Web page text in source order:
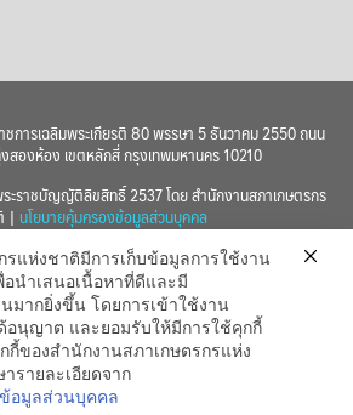
การเฉลิมพระเกียรติ 80 พรรษา 5 ธันวาคม 2550 ถนน
สองห้อง เขตหลักสี่ กรุงเทพมหานคร 10210
ราชบัญญัติลิขสิทธิ์ 2537 โดย สำนักงานสภาเกษตรกร
| นโยบายคุ้มครองข้อมูลส่วนบุคคล
รแห่งชาติมีการเก็บข้อมูลการใช้งาน
อนำเสนอเนื้อหาที่ดีและมี
มากยิ่งขึ้น โดยการเข้าใช้งาน
อนุญาต และยอมรับให้มีการใช้คุกกี้
กี้ของสำนักงานสภาเกษตรกรแห่ง
รายละเอียดจาก
อมูลส่วนบุคคล